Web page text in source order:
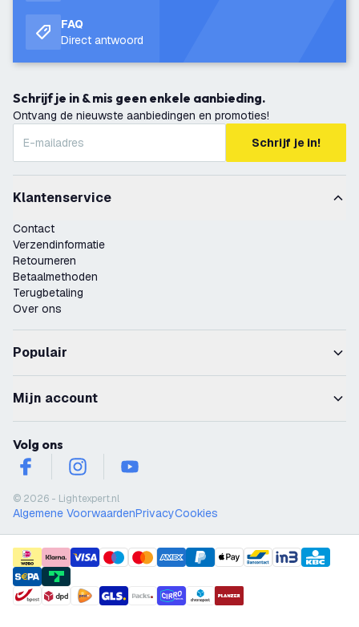
FAQ
Direct antwoord
Schrijf je in & mis geen enkele aanbieding.
Ontvang de nieuwste aanbiedingen en promoties!
Schrijf je in!
Klantenservice
Contact
Verzendinformatie
Retourneren
Betaalmethoden
Terugbetaling
Over ons
Populair
Mijn account
Volg ons
facebookinstagramyoutube
© 2026 - Lightexpert.nl
Algemene VoorwaardenPrivacyCookies
payment methods
shipment methods